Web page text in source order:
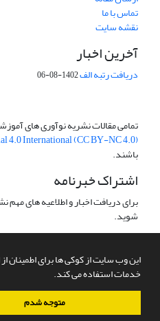
این وب سایت از کوکی ها برای اطمینان از
خدمات استفاده می کند.
متوجه شدم
تماس با ما
نقشه سایت
آخرین اخبار
دریافت رتبه الف1402-08-06
تمامی مقالات نشریه نوآوری های
4.0 International (CC BY-NC 4.0)
باشند.
اشتراک خبرنامه
برای دریافت اخبار و اطلاعیه های
شوید.
سامانه مدیریت نشریات علمی.طراحی